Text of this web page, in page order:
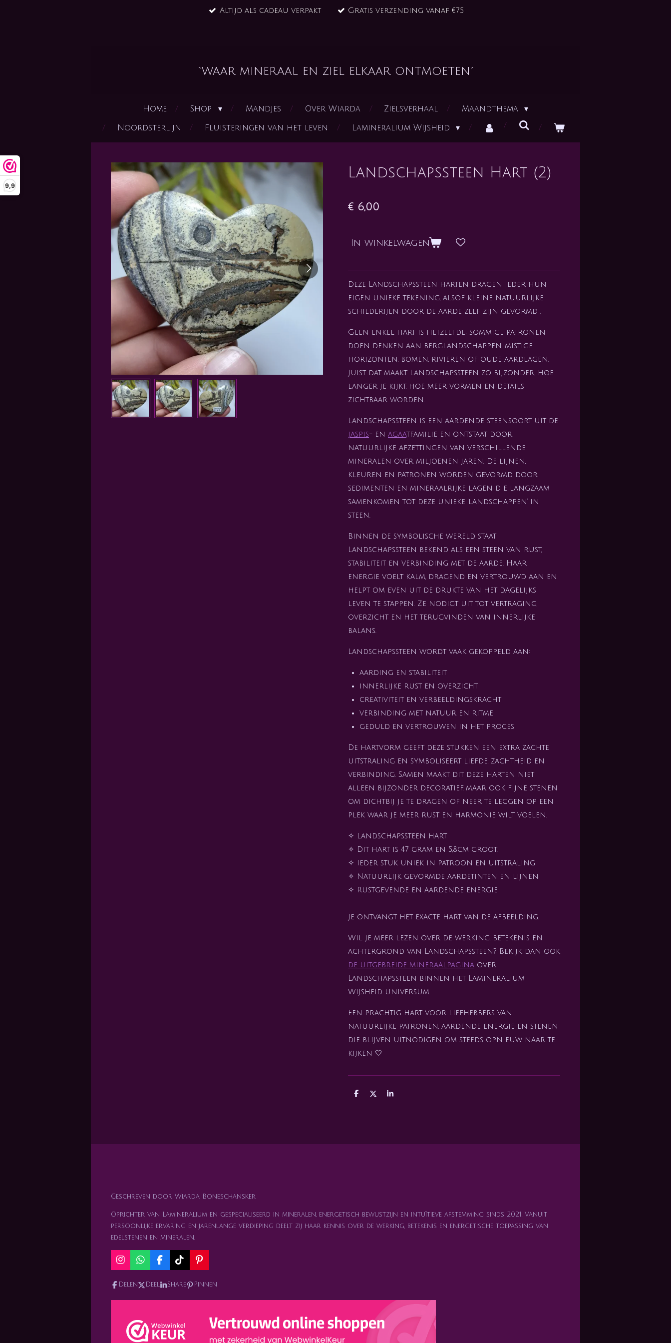
9,9
Altijd als cadeau verpakt Gratis verzending vanaf €75
`waar mineraal en ziel elkaar ontmoeten´
Home Shop Mandjes Over Wiarda Zielsverhaal Maandthema
Noordsterlijn Fluisteringen van het leven Lamineralium Wijsheid
Landschapssteen Hart (2)
€ 6,00
In winkelwagen
Deze Landschapssteen harten dragen ieder hun
eigen unieke tekening, alsof kleine natuurlijke
schilderijen door de aarde zelf zijn gevormd .
Geen enkel hart is hetzelfde; sommige patronen
doen denken aan berglandschappen, mistige
horizonten, bomen, rivieren of oude aardlagen.
Juist dat maakt Landschapssteen zo bijzonder, hoe
langer je kijkt, hoe meer vormen en details
zichtbaar worden.
Landschapssteen is een aardende steensoort uit de
jaspis- en agaatfamilie en ontstaat door
natuurlijke afzettingen van verschillende
mineralen over miljoenen jaren. De lijnen,
kleuren en patronen worden gevormd door
sedimenten en mineraalrijke lagen die langzaam
samenkomen tot deze unieke ‘landschappen’ in
steen.
Binnen de symbolische wereld staat
Landschapssteen bekend als een steen van rust,
stabiliteit en verbinding met de aarde. Haar
energie voelt kalm, dragend en vertrouwd aan en
helpt om even uit de drukte van het dagelijks
leven te stappen. Ze nodigt uit tot vertraging,
overzicht en het terugvinden van innerlijke
balans.
Landschapssteen wordt vaak gekoppeld aan:
aarding en stabiliteit
innerlijke rust en overzicht
creativiteit en verbeeldingskracht
verbinding met natuur en ritme
geduld en vertrouwen in het proces
De hartvorm geeft deze stukken een extra zachte
uitstraling en symboliseert liefde, zachtheid en
verbinding. Samen maakt dit deze harten niet
alleen bijzonder decoratief, maar ook fijne stenen
om dichtbij je te dragen of neer te leggen op een
plek waar je meer rust en harmonie wilt voelen.
✧ Landschapssteen hart
✧ Dit hart is 47 gram en 5,8cm groot.
✧ Ieder stuk uniek in patroon en uitstraling
✧ Natuurlijk gevormde aardetinten en lijnen
✧ Rustgevende en aardende energie
Je ontvangt het exacte hart van de afbeelding.
Wil je meer lezen over de werking, betekenis en
achtergrond van Landschapssteen? Bekijk dan ook
de uitgebreide mineraalpagina over
Landschapssteen binnen het Lamineralium
Wijsheid universum.
Een prachtig hart voor liefhebbers van
natuurlijke patronen, aardende energie en stenen
die blijven uitnodigen om steeds opnieuw naar te
kijken 🤍
D
D
S
Geschreven door Wiarda Boneschansker
Oprichter van Lamineralium en gespecialiseerd in mineralen, energetisch bewustzijn en intuïtieve afstemming sinds 2021. Vanuit
persoonlijke ervaring en jarenlange verdieping deelt zij haar kennis over de werking, betekenis en energetische toepassing van
edelstenen en mineralen.
I
n
s
a
m
W
h
a
t
s
p
F
a
c
e
b
k
T
i
k
o
P
i
n
e
Delen Deel Share Pinnen